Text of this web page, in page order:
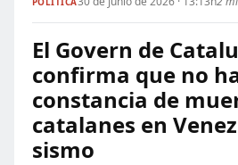
El Govern de
confirma que no
constancia de
catalanes en
sismo